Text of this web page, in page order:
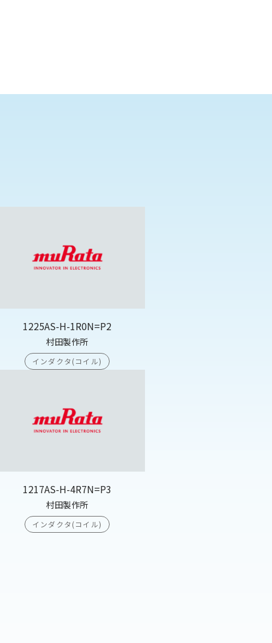
1225AS-H-1R0N=P2
村田製作所
インダクタ(コイル)
1217AS-H-4R7N=P3
村田製作所
インダクタ(コイル)